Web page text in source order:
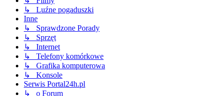
↳ Luźne pogaduszki
Inne
↳ Sprawdzone Porady
↳ Sprzęt
↳ Internet
↳ Telefony komórkowe
↳ Grafika komputerowa
↳ Konsole
Serwis Portal24h.pl
↳ o Forum